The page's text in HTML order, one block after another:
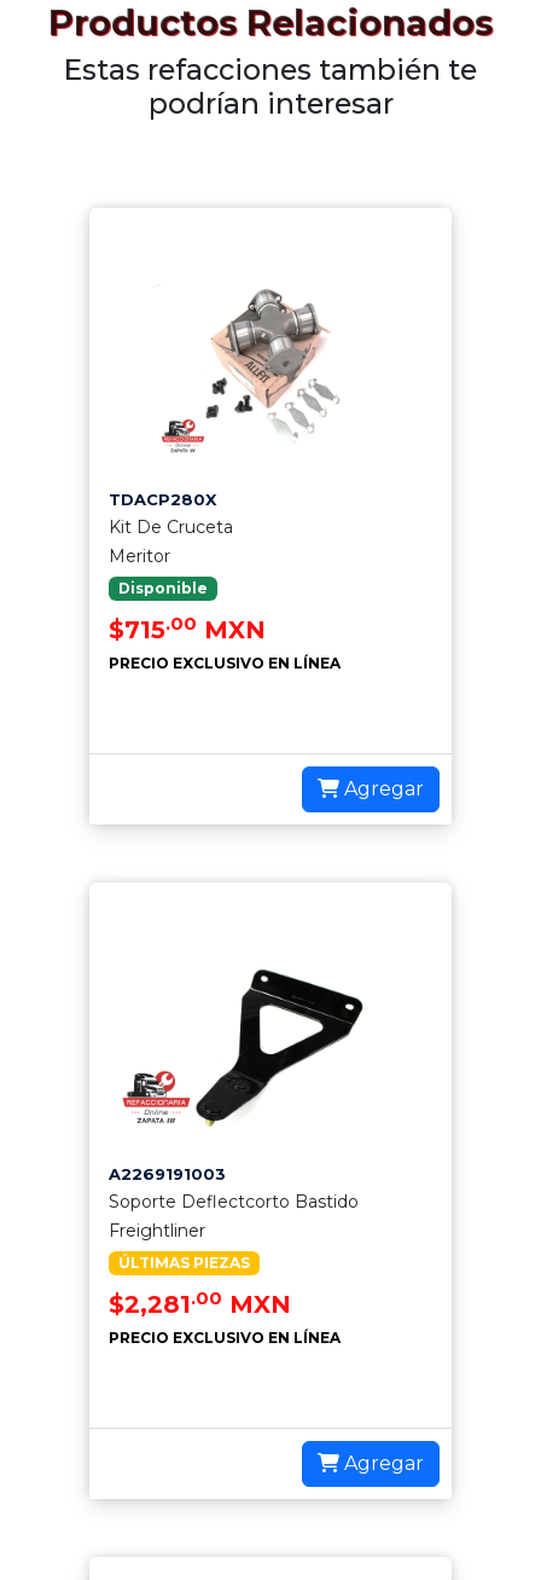
Productos Relacionados
Estas refacciones también te
podrían interesar
TDACP280X
Kit De Cruceta
Meritor
Disponible
$715.00 MXN
PRECIO EXCLUSIVO EN LÍNEA
Agregar
A2269191003
Soporte Deflectcorto Bastido
Freightliner
ÚLTIMAS PIEZAS
$2,281.00 MXN
PRECIO EXCLUSIVO EN LÍNEA
Agregar